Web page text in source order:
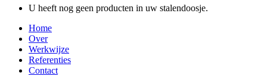
U heeft nog geen producten in uw stalendoosje.
Home
Over
Werkwijze
Referenties
Contact